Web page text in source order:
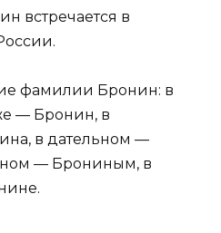
встречается в
фамилии Бронин: в
— Бронин, в
в дательном —
— Брониным, в